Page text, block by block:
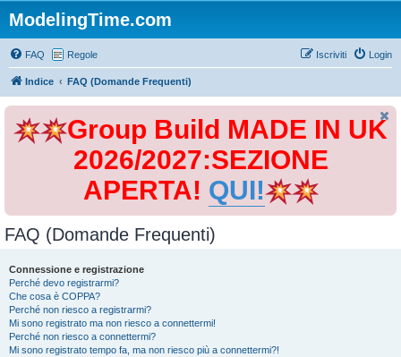
ModelingTime.com
FAQ Regole Login
Iscriviti
Indice FAQ (Domande Frequenti)
Group Build MADE IN UK
2026/2027:SEZIONE
APERTA! QUI!
FAQ (Domande Frequenti)
Connessione e registrazione
Perché devo registrarmi?
Che cosa è COPPA?
Perché non riesco a registrarmi?
Mi sono registrato ma non riesco a connettermi!
Perché non riesco a connettermi?
Mi sono registrato tempo fa, ma non riesco più a connettermi?!